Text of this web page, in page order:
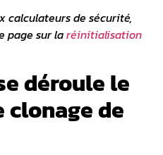
calculateurs de sécurité,
page sur laréinitialisation
déroule le
clonage de